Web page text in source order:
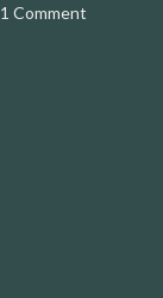
1 Comment